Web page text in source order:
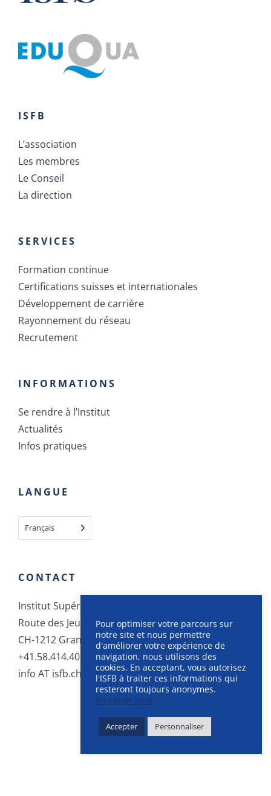
ISFB
L’association
Les membres
Le Conseil
La direction
SERVICES
Formation continue
Certifications suisses et internationales
Développement de carrière
Rayonnement du réseau
Recrutement
INFORMATIONS
Se rendre à l’Institut
Actualités
Infos pratiques
LANGUE
Français
CONTACT
Institut Supérieur de Formation Bancaire
Route des Jeunes 12
CH-1212 Grand-Lancy
+41.58.414.40.40
info AT isfb.ch
Pour optimiser votre parcours sur
notre site et nous permettre
d'améliorer votre expérience de
navigation, nous utilisons des
cookies. En acceptant, vous autorisez
l'ISFB à traiter ces informations qui
resteront toujours anonymes.
En savoir plus
Accepter Personnaliser